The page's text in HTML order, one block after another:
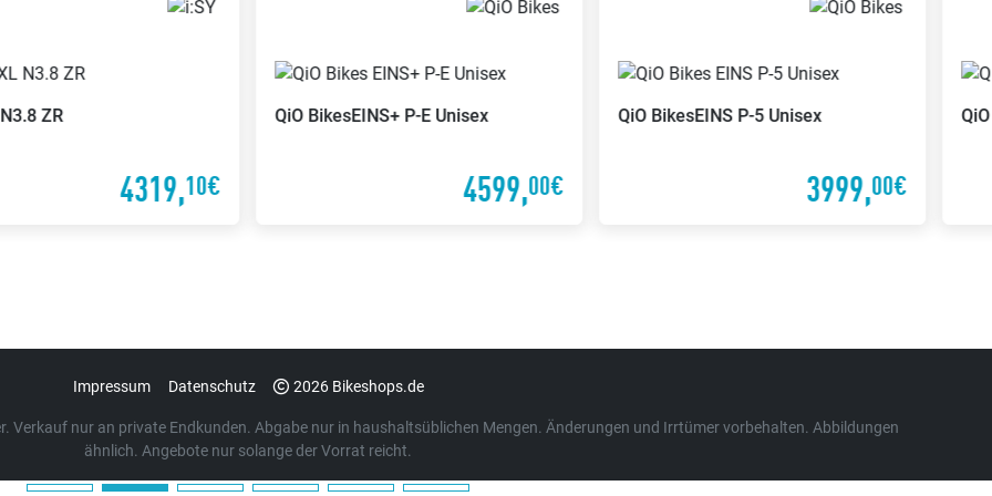
ZR
4319,10€
QiO BikesEINS+ P-E Unisex
4599,00€
QiO BikesEINS P-5 Unisex
3999,00€
Impressum Datenschutz 2026 Bikeshops.de
Verkauf nur an private Endkunden. Abgabe nur in haushaltsüblichen Mengen. Änderungen und Irrtümer vorbehalten. Abbildungen
ähnlich. Angebote nur solange der Vorrat reicht.